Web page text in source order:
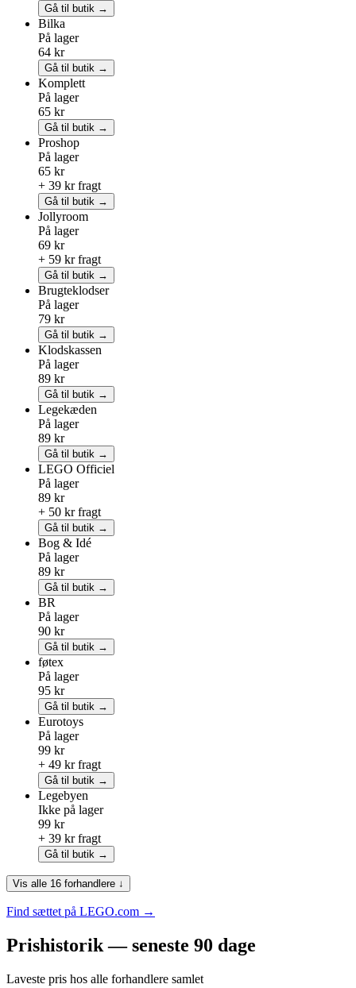
Gå til butik →
Bilka
På lager
64 kr
Gå til butik →
Komplett
På lager
65 kr
Gå til butik →
Proshop
På lager
65 kr
+ 39 kr fragt
Gå til butik →
Jollyroom
På lager
69 kr
+ 59 kr fragt
Gå til butik →
Brugteklodser
På lager
79 kr
Gå til butik →
Klodskassen
På lager
89 kr
Gå til butik →
Legekæden
På lager
89 kr
Gå til butik →
LEGO Officiel
På lager
89 kr
+ 50 kr fragt
Gå til butik →
Bog & Idé
På lager
89 kr
Gå til butik →
BR
På lager
90 kr
Gå til butik →
føtex
På lager
95 kr
Gå til butik →
Eurotoys
På lager
99 kr
+ 49 kr fragt
Gå til butik →
Legebyen
Ikke på lager
99 kr
+ 39 kr fragt
Gå til butik →
Vis alle 16 forhandlere ↓
Find sættet på LEGO.com →
Prishistorik — seneste 90 dage
Laveste pris hos alle forhandlere samlet